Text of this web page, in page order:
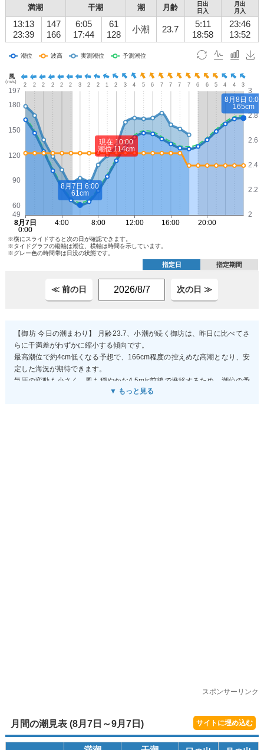
満潮 干潮 潮 月齢
日出
日入
月出
月入
13:13
23:39
147
166
6:05
17:44
61
128
小潮 23.7
5:11
18:58
23:46
13:52
※横にスライドすると次の日が確認できます。
※タイドグラフの縦軸は潮位、横軸は時間を示しています。
※グレー色の時間帯は日没の状態です。
指定日 指定期間
≪ 前の日 次の日 ≫
【御坊 今日の潮まわり】 月齢23.7、小潮が続く御坊は、昨日に比べてさ
らに干満差がわずかに縮小する傾向です。
最高潮位で約4cm低くなる予想で、166cm程度の控えめな高潮となり、安
定した海況が期待できます。
気圧の変動も小さく、風も穏やかな4.5m/s前後で推移するため、潮位の予
測値は天文潮位から2〜3cm程度の誤差にとどまるでしょう。
▼ もっと見る
スポンサーリンク
月間の潮見表 (8月7日～9月7日) サイトに埋め込む